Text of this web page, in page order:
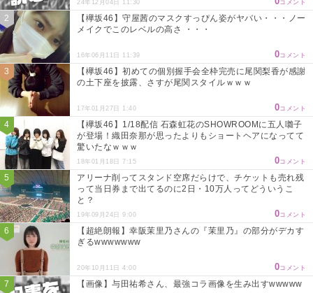
24年12月04日 11:30 コメント
【欅坂46】守屋茜のマスクすっぴん姿がヤバい・・・ノー
メイクでこのレベルの高さ ・・・
16年06月11日 11:39 0コメント
【欅坂46】初めての個別握手会全枠完売に尾関梨香が感謝
の土下座を披露、さすが尾関スタイルｗｗｗ
17年01月27日 1:40 0コメント
【欅坂46】1/18配信 石森虹花のSHOWROOMに五人囃子
が登場！織田奈那が思ったよりもショートヘアになってて
驚いたなｗｗｗ
18年01月18日 7:15 0コメント
アリーナ削ってスタンド空席だらけで、チケットも売れ残
って当日券まで出てるのに2日・10万人ってどういうこ
と？
19年09月24日 9:00 0コメント
【超絶朗報】幸阪茉里乃さんの『茉里乃』の部分がデカす
ぎるwwwwwww
20年10月11日 4:00 0コメント
【画像】与田祐希さん、最強コラ画像を生み出すwwwww